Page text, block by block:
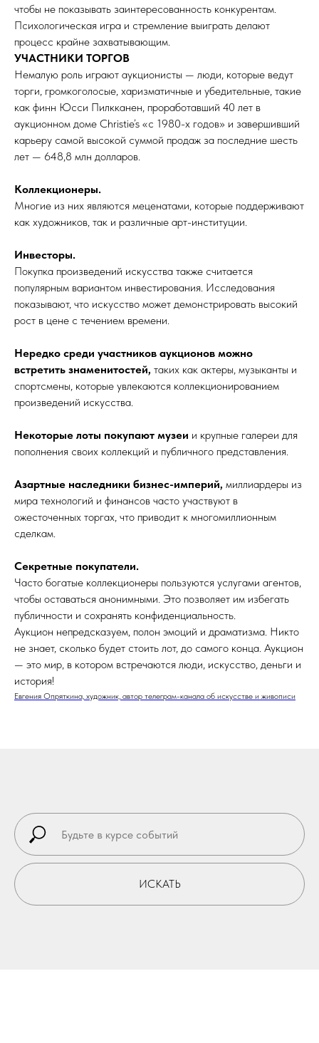
чтобы не показывать заинтересованность конкурентам.
Психологическая игра и стремление выиграть делают
процесс крайне захватывающим.
УЧАСТНИКИ ТОРГОВ
Немалую роль играют аукционисты — люди, которые ведут
торги, громкоголосые, харизматичные и убедительные, такие
как финн Юсси Пилкканен, проработавший 40 лет в
аукционном доме Christie’s «с 1980-х годов» и завершивший
карьеру самой высокой суммой продаж за последние шесть
лет — 648,8 млн долларов.
Коллекционеры.
Многие из них являются меценатами, которые поддерживают
как художников, так и различные арт-институции.
Инвесторы.
Покупка произведений искусства также считается
популярным вариантом инвестирования. Исследования
показывают, что искусство может демонстрировать высокий
рост в цене с течением времени.
Нередко среди участников аукционов можно
встретить знаменитостей, таких как актеры, музыканты и
спортсмены, которые увлекаются коллекционированием
произведений искусства.
Некоторые лоты покупают музеи и крупные галереи для
пополнения своих коллекций и публичного представления.
Азартные наследники бизнес-империй, миллиардеры из
мира технологий и финансов часто участвуют в
ожесточенных торгах, что приводит к многомиллионным
сделкам.
Секретные покупатели.
Часто богатые коллекционеры пользуются услугами агентов,
чтобы оставаться анонимными. Это позволяет им избегать
публичности и сохранять конфиденциальность.
Аукцион непредсказуем, полон эмоций и драматизма. Никто
не знает, сколько будет стоить лот, до самого конца. Аукцион
— это мир, в котором встречаются люди, искусство, деньги и
история!
Евгения Опряткина, художник, автор телеграм-канала об искусстве и живописи
ИСКАТЬ